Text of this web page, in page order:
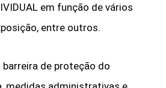
em função de vários
entre outros.
barreira de proteção do